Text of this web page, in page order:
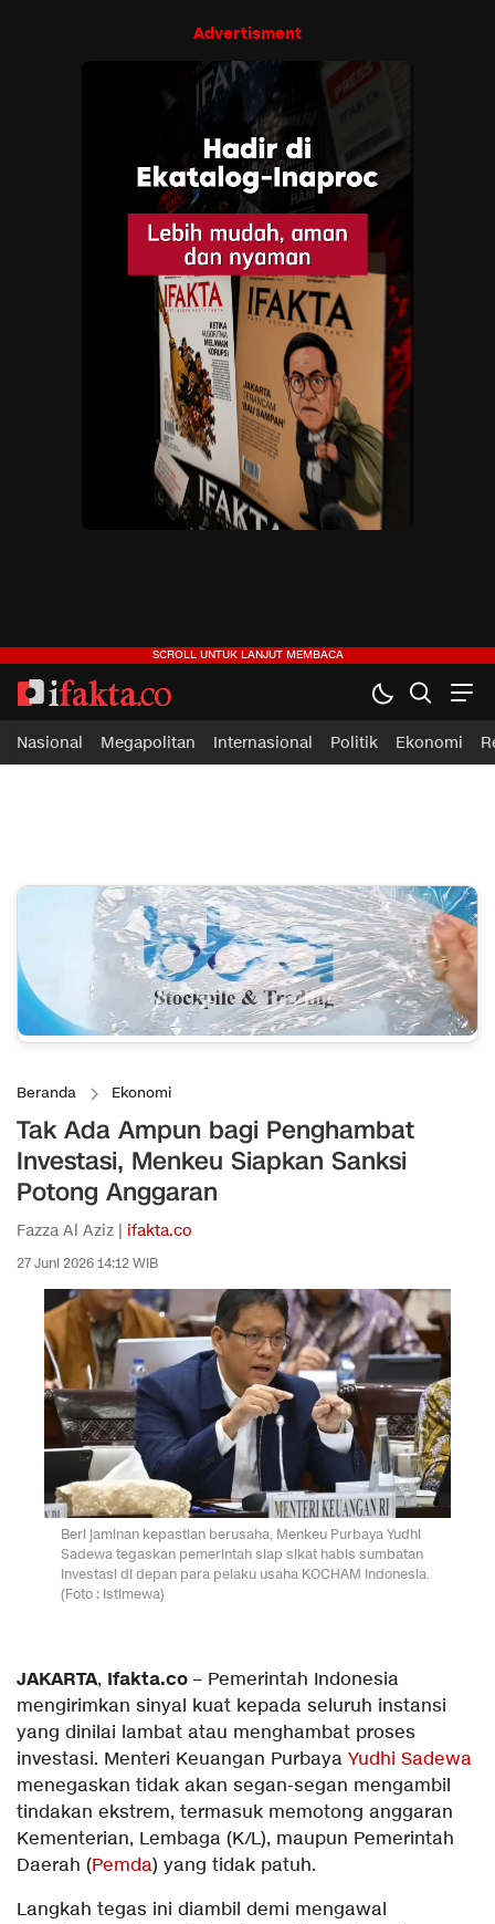
Advertisment
Nasional Megapolitan Internasional Politik Ekonomi
Beranda Ekonomi
Tak Ada Ampun bagi Penghambat
Investasi, Menkeu Siapkan Sanksi
Potong Anggaran
Fazza Al Aziz | ifakta.co
27 Juni 2026 14:12 WIB
Beri jaminan kepastian berusaha, Menkeu Purbaya Yudhi
Sadewa tegaskan pemerintah siap sikat habis sumbatan
investasi di depan para pelaku usaha KOCHAM Indonesia.
(Foto : Istimewa)
JAKARTA, Ifakta.co – Pemerintah Indonesia
mengirimkan sinyal kuat kepada seluruh instansi
yang dinilai lambat atau menghambat proses
investasi. Menteri Keuangan Purbaya Yudhi Sadewa
menegaskan tidak akan segan-segan mengambil
tindakan ekstrem, termasuk memotong anggaran
Kementerian, Lembaga (K/L), maupun Pemerintah
Daerah (Pemda) yang tidak patuh.
Langkah tegas ini diambil demi mengawal